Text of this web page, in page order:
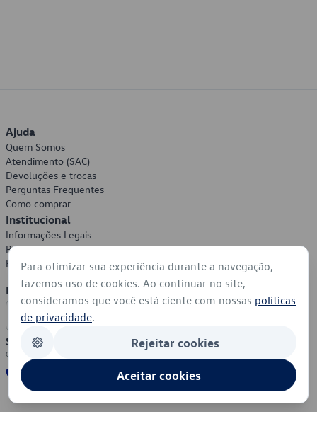
Ajuda
Quem Somos
Atendimento (SAC)
Devoluções e trocas
Perguntas Frequentes
Como comprar
Institucional
Informações Legais
Política de Privacidade
Política de Cookies
Formas de Pagamento
Segurança
Para otimizar sua experiência durante a navegação,
fazemos uso de cookies. Ao continuar no site,
consideramos que você está ciente com nossas políticas
de privacidade.
Rejeitar cookies
Aceitar cookies